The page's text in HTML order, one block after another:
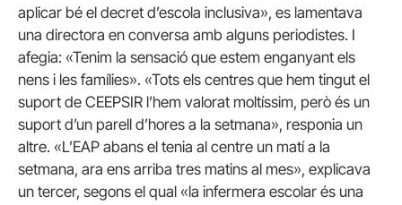
aplicar bé el decret d’escola inclusiva», es lamentava
una directora en conversa amb alguns periodistes. I
afegia: «Tenim la sensació que estem enganyant els
nens i les famílies». «Tots els centres que hem tingut el
suport de CEEPSIR l’hem valorat moltíssim, però és un
suport d’un parell d’hores a la setmana», responia un
altre. «L’EAP abans el tenia al centre un matí a la
setmana, ara ens arriba tres matins al mes», explicava
un tercer, segons el qual «la infermera escolar és una